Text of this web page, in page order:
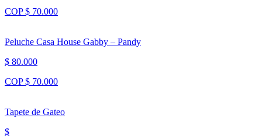
COP $ 70.000
Peluche Casa House Gabby – Pandy
$ 80.000
COP $ 70.000
Tapete de Gateo
$